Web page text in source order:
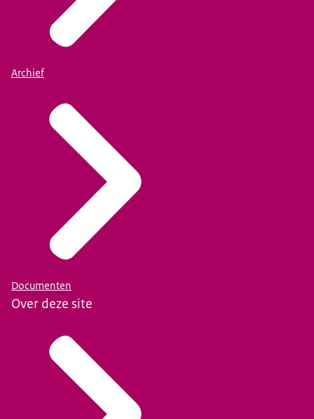
Archief
Documenten
Over deze site